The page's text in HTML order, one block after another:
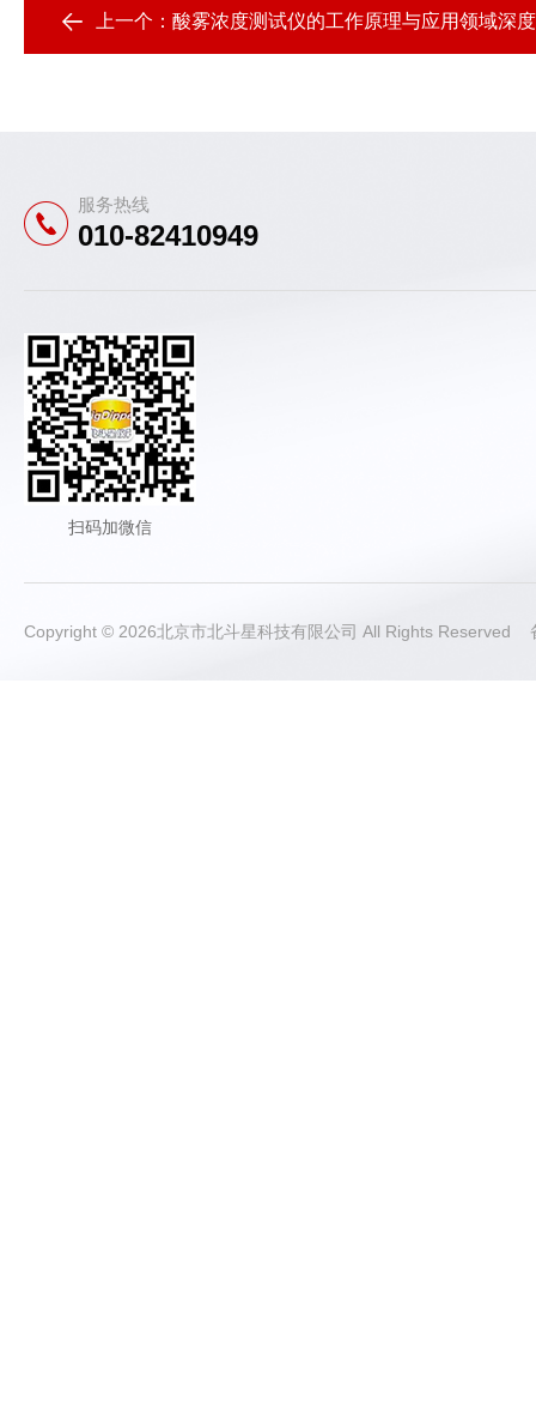
上一个： 酸雾浓度测试仪的工作原理与应用领域深
服务热线
010-82410949
扫码加微信
Copyright © 2026北京市北斗星科技有限公司 All Rights Reserved